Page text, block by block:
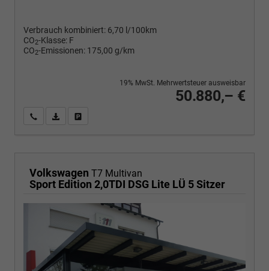
Verbrauch kombiniert: 6,70 l/100km
CO2-Klasse: F
CO2-Emissionen: 175,00 g/km
50.880,– €
19% MwSt. Mehrwertsteuer ausweisbar
Wir rufen Sie anPDF-Fahrzeugexposé drucken
Volkswagen T7 Multivan
Sport Edition 2,0TDI DSG Lite LÜ 5 Sitzer